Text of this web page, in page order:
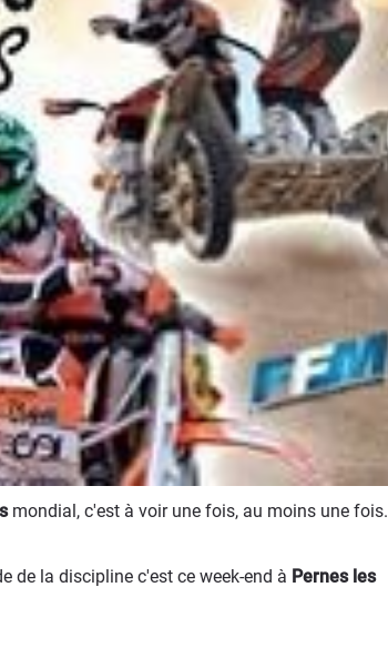
mondial, c'est à voir une fois, au moins une fois.
de la discipline c'est ce week-end à Pernes les